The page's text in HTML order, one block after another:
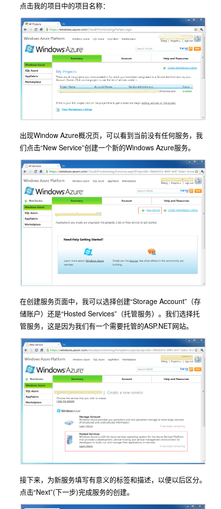
点击我的项目中的项目名称：
出现Window Azure概况页，可以看到当前没有任何服务，我
们点击“New Service”创建一个新的Windows Azure服务。
在创建服务页面中，我可以选择创建“Storage Account”（存
储账户）还是“Hosted Services”（托管服务）。我们选择托
管服务，这是因为我们有一个需要托管的ASP.NET网站。
接下来，为新服务填写有意义的标签和描述，以便以后区分。
点击“Next”(下一步)完成服务的创建。